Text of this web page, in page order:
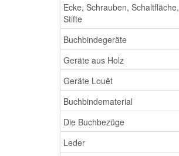
Ecke, Schrauben, Schaltfläche,
Stifte
Buchbindegeräte
Geräte aus Holz
Geräte Louët
Buchbindematerial
Die Buchbezüge
Leder